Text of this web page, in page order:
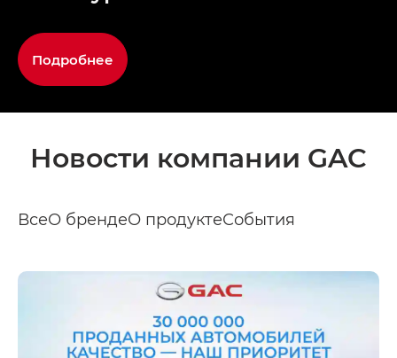
Подробнее
Новости компании GAC
ВсеО брендеО продуктеСобытия